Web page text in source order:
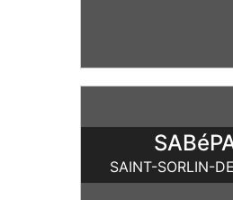
SAINT-SORLIN-